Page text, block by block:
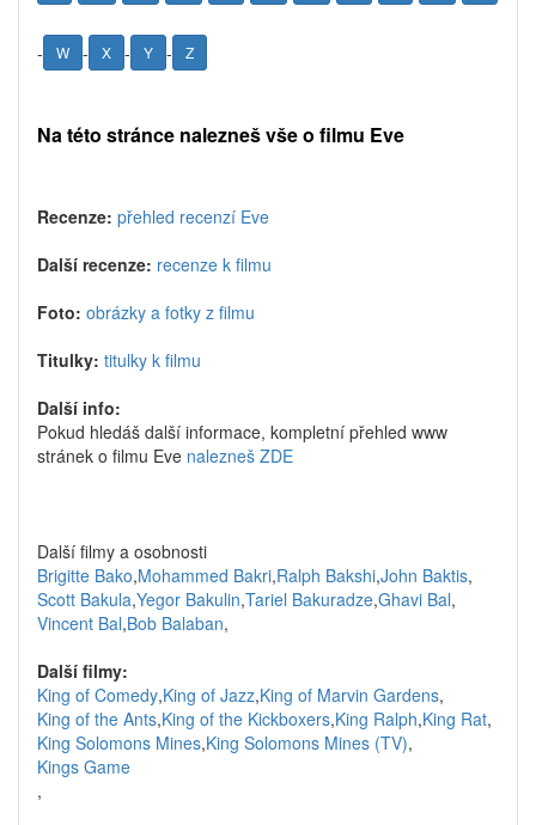
- W - X - Y - Z
Na této stránce nalezneš vše o filmu Eve
Recenze: přehled recenzí Eve
Další recenze: recenze k filmu
Foto: obrázky a fotky z filmu
Titulky: titulky k filmu
Další info:
Pokud hledáš další informace, kompletní přehled www
stránek o filmu Eve nalezneš ZDE
Další filmy a osobnosti
Brigitte Bako,Mohammed Bakri,Ralph Bakshi,John Baktis,
Scott Bakula,Yegor Bakulin,Tariel Bakuradze,Ghavi Bal,
Vincent Bal,Bob Balaban,
Další filmy:
King of Comedy,King of Jazz,King of Marvin Gardens,
King of the Ants,King of the Kickboxers,King Ralph,King Rat,
King Solomons Mines,King Solomons Mines (TV),
Kings Game
,